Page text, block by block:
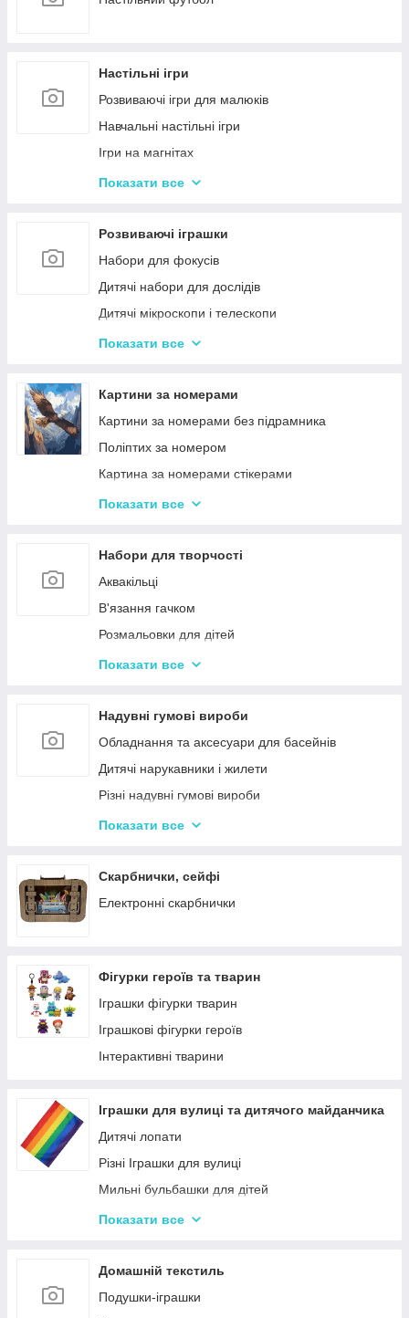
Настільні ігри
Розвиваючі ігри для малюків
Навчальні настільні ігри
Ігри на магнітах
Ігри-бродилки
Крокодил
Аліас Або Скажи Інакше
Гра Хто Я?
Вікторина
Твістер
Ігри типу Дженга
Ігри-головоломки
Дитяче Лото і Доміно
Гра Морський Бій
Різні Настільні ігри
Монополія - настільна гра
Мафія
Шахи і Шашки
Набори для гри в покер
Показати все
Розвиваючі іграшки
Набори для фокусів
Дитячі набори для дослідів
Дитячі мікроскопи і телескопи
Розвиваючі Магніти для дітей
Дитячі ноутбуки, планшети
Інтерактивні розмовляючі плакати
Спіннери
Показати все
Картини за номерами
Картини за номерами без підрамника
Поліптих за номером
Картина за номерами стікерами
Алмазна Мозаїка за номерами
Стандартні картини за номерами
Розпис по полотну
Полотна з Підрамником
Алмазна мозаїка для дітей
Показати все
Набори для творчості
Аквакільці
В'язання гачком
Розмальовки для дітей
Акрилові фарби
Гравюра для дітей
Кінетичний пісок
Дитячий Пластилін
Декупаж
Крейда для Малювання
Рукоділля
Валіза для малювання
Показати все
Надувні гумові вироби
Обладнання та аксесуари для басейнів
Дитячі нарукавники і жилети
Різні надувні гумові вироби
Насоси для матрасів та гумових виробів
Надувні матраци
Дитячі надувні басейни
Показати все
Скарбнички, сейфі
Електронні скарбнички
Фігурки героїв та тварин
Іграшки фігурки тварин
Іграшкові фігурки героїв
Інтерактивні тварини
Іграшки для вулиці та дитячого майданчика
Дитячі лопати
Різні Іграшки для вулиці
Мильні бульбашки для дітей
Гойдалки для дітей
Гірки для дитячого майданчика
Зимові іграшки для вулиці
Показати все
Домашній текстиль
Подушки-іграшки